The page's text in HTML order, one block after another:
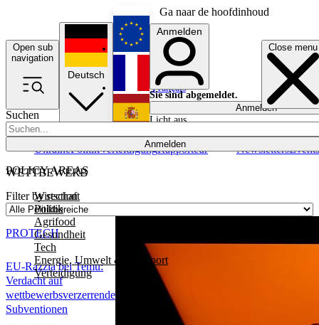
Ga naar de hoofdinhoud
Open sub
navigation
Close menu
Suchen
Anmelden
POLICY AREAS
Wirtschaft
Politik
Agrifood
Gesundheit
Tech
Energie, Umwelt & Transport
Verteidigung
UkrainePolitikVerteidigungRapporteur NewslettersEvents
Deutsch
English
Français
Anmelden
Sie sind abgemeldet.
Anmelden
Licht aus
WETTBEWERB
Filter by section
EU-Razzia bei Temu:
Verdacht auf
wettbewerbsverzerrende
Subventionen
PROTECH